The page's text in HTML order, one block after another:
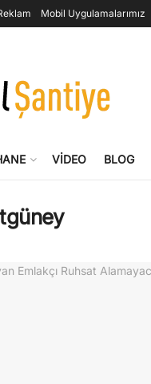
Mobil Uygulamalarımız
VIDEO BLOG